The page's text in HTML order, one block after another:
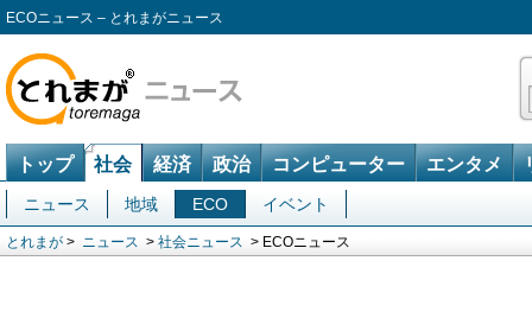
ECOニュース – とれまがニュース
トップ 社会 経済 政治 コンピューター エンタメ
ニュース 地域 ECO イベント
とれまが > ニュース > 社会ニュース > ECOニュース